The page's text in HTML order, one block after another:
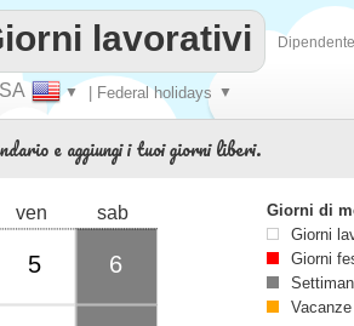
▼ | Federal holidays ▼
lavorativi
e aggiungi i tuoi giorni liberi.
ven sab
5 6
Giorni di
Giorni
Giorni
Vacanze